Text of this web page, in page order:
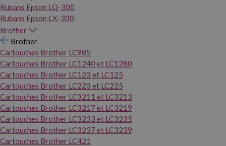
Rubans Epson LQ-300
Rubans Epson LX-300
Brother
Brother
Cartouches Brother LC985
Cartouches Brother LC1240 et LC1280
Cartouches Brother LC123 et LC125
Cartouches Brother LC223 et LC225
Cartouches Brother LC3211 et LC3213
Cartouches Brother LC3217 et LC3219
Cartouches Brother LC3233 et LC3235
Cartouches Brother LC3237 et LC3239
Cartouches Brother LC421